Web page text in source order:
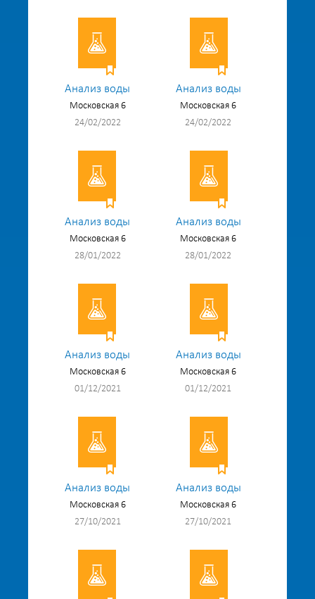
Анализ воды
Московская 6
24/02/2022
Анализ воды
Московская 6
24/02/2022
Анализ воды
Московская 6
28/01/2022
Анализ воды
Московская 6
28/01/2022
Анализ воды
Московская 6
01/12/2021
Анализ воды
Московская 6
01/12/2021
Анализ воды
Московская 6
27/10/2021
Анализ воды
Московская 6
27/10/2021